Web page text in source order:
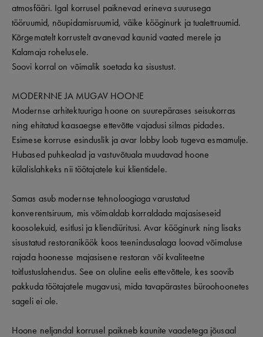
atmosfääri. Igal korrusel paiknevad erineva suurusega
tööruumid, nõupidamisruumid, väike kööginurk ja tualettruumid.
Kõrgematelt korrustelt avanevad kaunid vaated merele ja
Kalamaja rohelusele.
Soovi korral on võimalik soetada ka sisustust.
MODERNNE JA MUGAV HOONE
Modernse arhitektuuriga hoone on suurepärases seisukorras
ning ehitatud kaasaegse ettevõtte vajadusi silmas pidades.
Esimese korruse esinduslik ja avar lobby loob tugeva esmamulje.
Hubased puhkealad ja vastuvõtuala muudavad hoone
külalislahkeks nii töötajatele kui klientidele.
Samas asub modernse tehnoloogiaga varustatud
konverentsiruum, mis võimaldab korraldada majasiseseid
koosolekuid, esitlusi ja kliendiüritusi. Avar kööginurk ning lisaks
sisustatud restoraniköök koos teenindusalaga loovad võimaluse
rajada hoonesse majasisene restoran või kvaliteetne
toitlustuslahendus. See on oluline eelis ettevõttele, kes soovib
pakkuda töötajatele mugavusi, mida tavapärastes büroohoonetes
sageli ei ole.
Hoone neljandal korrusel paikneb kaunite vaadetega jõusaal